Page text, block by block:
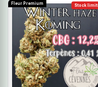
Stock
Fleur Premium